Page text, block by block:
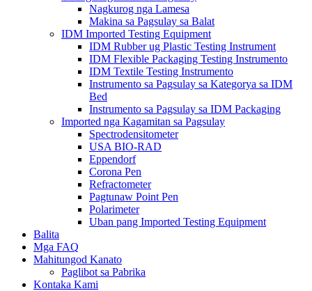
Nagkurog nga Lamesa
Makina sa Pagsulay sa Balat
IDM Imported Testing Equipment
IDM Rubber ug Plastic Testing Instrument
IDM Flexible Packaging Testing Instrumento
IDM Textile Testing Instrumento
Instrumento sa Pagsulay sa Kategorya sa IDM
Bed
Instrumento sa Pagsulay sa IDM Packaging
Imported nga Kagamitan sa Pagsulay
Spectrodensitometer
USA BIO-RAD
Eppendorf
Corona Pen
Refractometer
Pagtunaw Point Pen
Polarimeter
Uban pang Imported Testing Equipment
Balita
Mga FAQ
Mahitungod Kanato
Paglibot sa Pabrika
Kontaka Kami